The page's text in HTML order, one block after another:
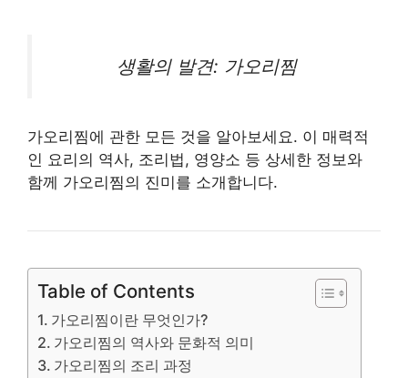
생활의 발견: 가오리찜
가오리찜에 관한 모든 것을 알아보세요. 이 매력적
인 요리의 역사, 조리법, 영양소 등 상세한 정보와
함께 가오리찜의 진미를 소개합니다.
Table of Contents
가오리찜이란 무엇인가?
가오리찜의 역사와 문화적 의미
가오리찜의 조리 과정